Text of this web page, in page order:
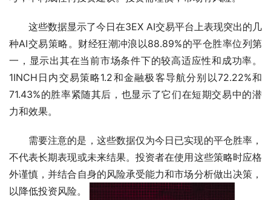
这些数据显示了今日在3EX AI交易平台上表现突出的几
种AI交易策略。财经狂潮冲浪以88.89%的平仓胜率位列第
一，显示出其在当前市场条件下的较高适应性和成功率。
1INCH日内交易策略1.2和金融极客导航分别以72.22%和
71.43%的胜率紧随其后，也显示了它们在短期交易中的潜
力和效果。
需要注意的是，这些数据仅为今日已实现的平仓胜率，
不代表长期表现或未来结果。投资者在使用这些策略时应格
外谨慎，并结合自身的风险承受能力和市场分析做出决策，
以降低投资风险。